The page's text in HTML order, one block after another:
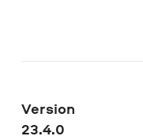
Version
23.4.0